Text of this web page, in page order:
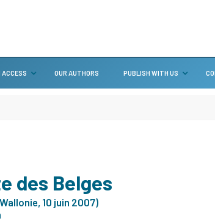
ACCESS OUR AUTHORS PUBLISH WITH US
des Belges
10 juin 2007)